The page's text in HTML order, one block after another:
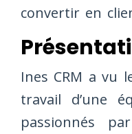
convertir en
Ines CRM a vu
travail d’une
passionnés